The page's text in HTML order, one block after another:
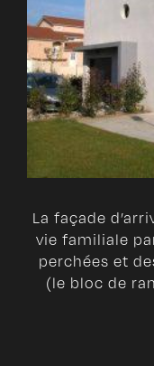
La façade
vie familiale
perchées et
(le bloc de